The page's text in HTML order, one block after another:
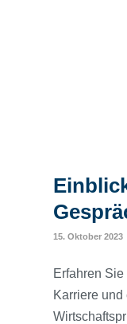
15. Oktober 2023
Erfahren
Karriere